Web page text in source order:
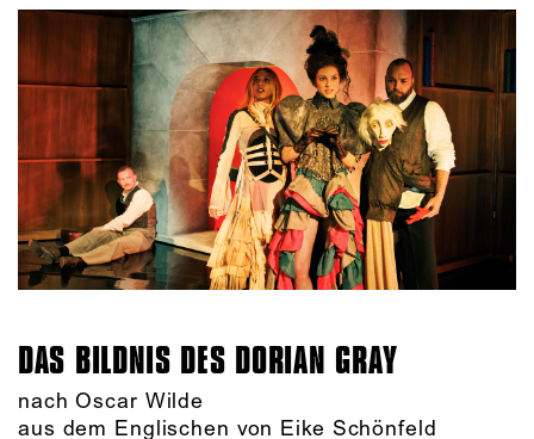
DAS BILDNIS DES DORIAN GRAY
nach Oscar Wilde
aus dem Englischen von Eike Schönfeld